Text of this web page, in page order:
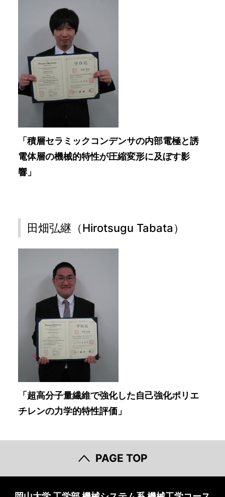
「積層セラミックコンデンサの内部電極と誘
電体層の機械的特性が圧縮変形に及ぼす影
響」
田畑弘継（Hirotsugu Tabata）
「超高分子量繊維で強化した自己強化ポリエ
チレンの力学的特性評価」
PAGE TOP